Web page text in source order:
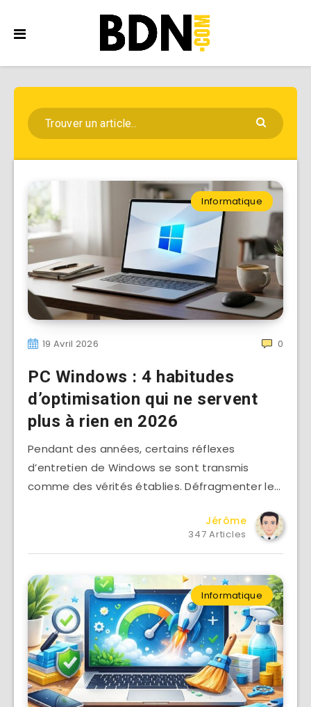
Informatique
19 Avril 2026 0
PC Windows : 4 habitudes
d’optimisation qui ne servent
plus à rien en 2026
Pendant des années, certains réflexes
d’entretien de Windows se sont transmis
comme des vérités établies. Défragmenter le…
Jérôme
347 Articles
Informatique